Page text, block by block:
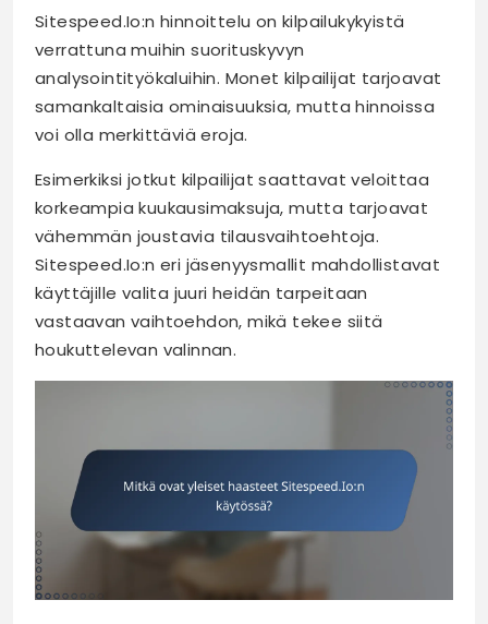
Sitespeed.Io:n hinnoittelu on kilpailukykyistä
verrattuna muihin suorituskyvyn
analysointityökaluihin. Monet kilpailijat tarjoavat
samankaltaisia ominaisuuksia, mutta hinnoissa
voi olla merkittäviä eroja.
Esimerkiksi jotkut kilpailijat saattavat veloittaa
korkeampia kuukausimaksuja, mutta tarjoavat
vähemmän joustavia tilausvaihtoehtoja.
Sitespeed.Io:n eri jäsenyysmallit mahdollistavat
käyttäjille valita juuri heidän tarpeitaan
vastaavan vaihtoehdon, mikä tekee siitä
houkuttelevan valinnan.